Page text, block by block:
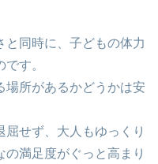
と同時に、子どもの体力
す。
場所があるかどうかは安
せず、大人もゆっくり
満足度がぐっと高まり